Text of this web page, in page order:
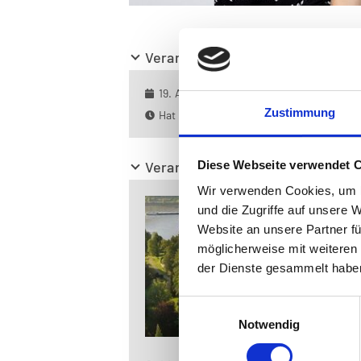
Zustimmung
Diese Webseite verwendet
Wir verwenden Cookies,
und die Zugriffe auf unsere
Website an unsere Partner
möglicherweise mit
der Dienste gesammelt
Einwilligungsauswahl
Notwendig
Veranstaltungstermin
19. Aug. 2026, 11:00 Uhr - 12:15 Uhr
Hat noch nicht begonnen
Veranstalter